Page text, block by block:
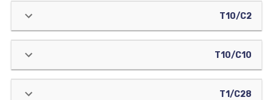
T10/C2
T10/C10
T1/C28